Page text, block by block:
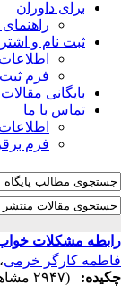
برای داوران
راهنمای
ثبت نام و
فرم ثبت
بایگانی
تماس با ما
فرم
رابطه مشکلات
فاطمه کارگر خرمی،
چکیده:
(۲۹۴۷ مشاهده)